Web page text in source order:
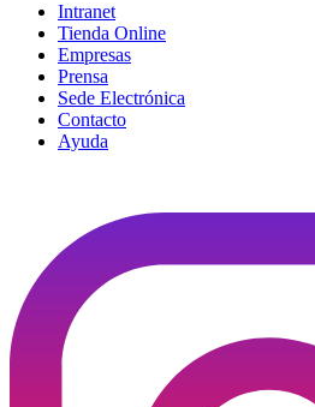
Intranet
Tienda Online
Empresas
Prensa
Sede Electrónica
Contacto
Ayuda